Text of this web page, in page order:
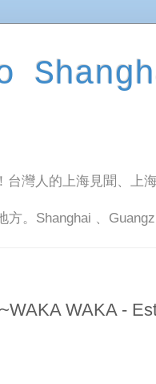
灣人的上海見聞、上
。Shanghai 、
WAKA -